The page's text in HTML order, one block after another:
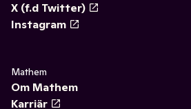
X (f.d Twitter)
Instagram
Mathem
Om Mathem
Karriär